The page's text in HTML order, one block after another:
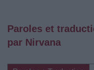
Paroles et
par Nirvana